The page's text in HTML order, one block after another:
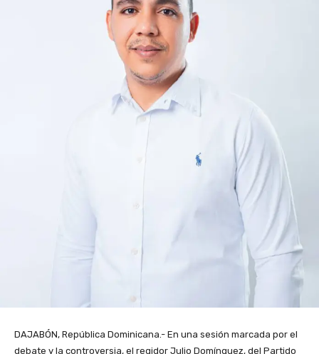
DAJABÓN, República Dominicana.- En una sesión marcada por el
debate y la controversia, el regidor Julio Domínguez, del Partido